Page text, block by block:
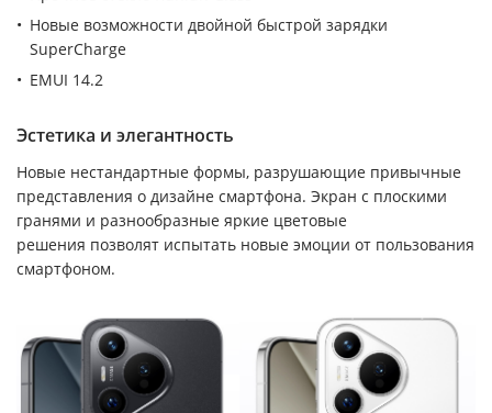
Новые возможности двойной быстрой зарядки
SuperCharge
EMUI 14.2
Эстетика и элегантность
Новые нестандартные формы, разрушающие привычные
представления о дизайне смартфона. Экран с плоскими
гранями и разнообразные яркие цветовые
решения позволят испытать новые эмоции от пользования
смартфоном.